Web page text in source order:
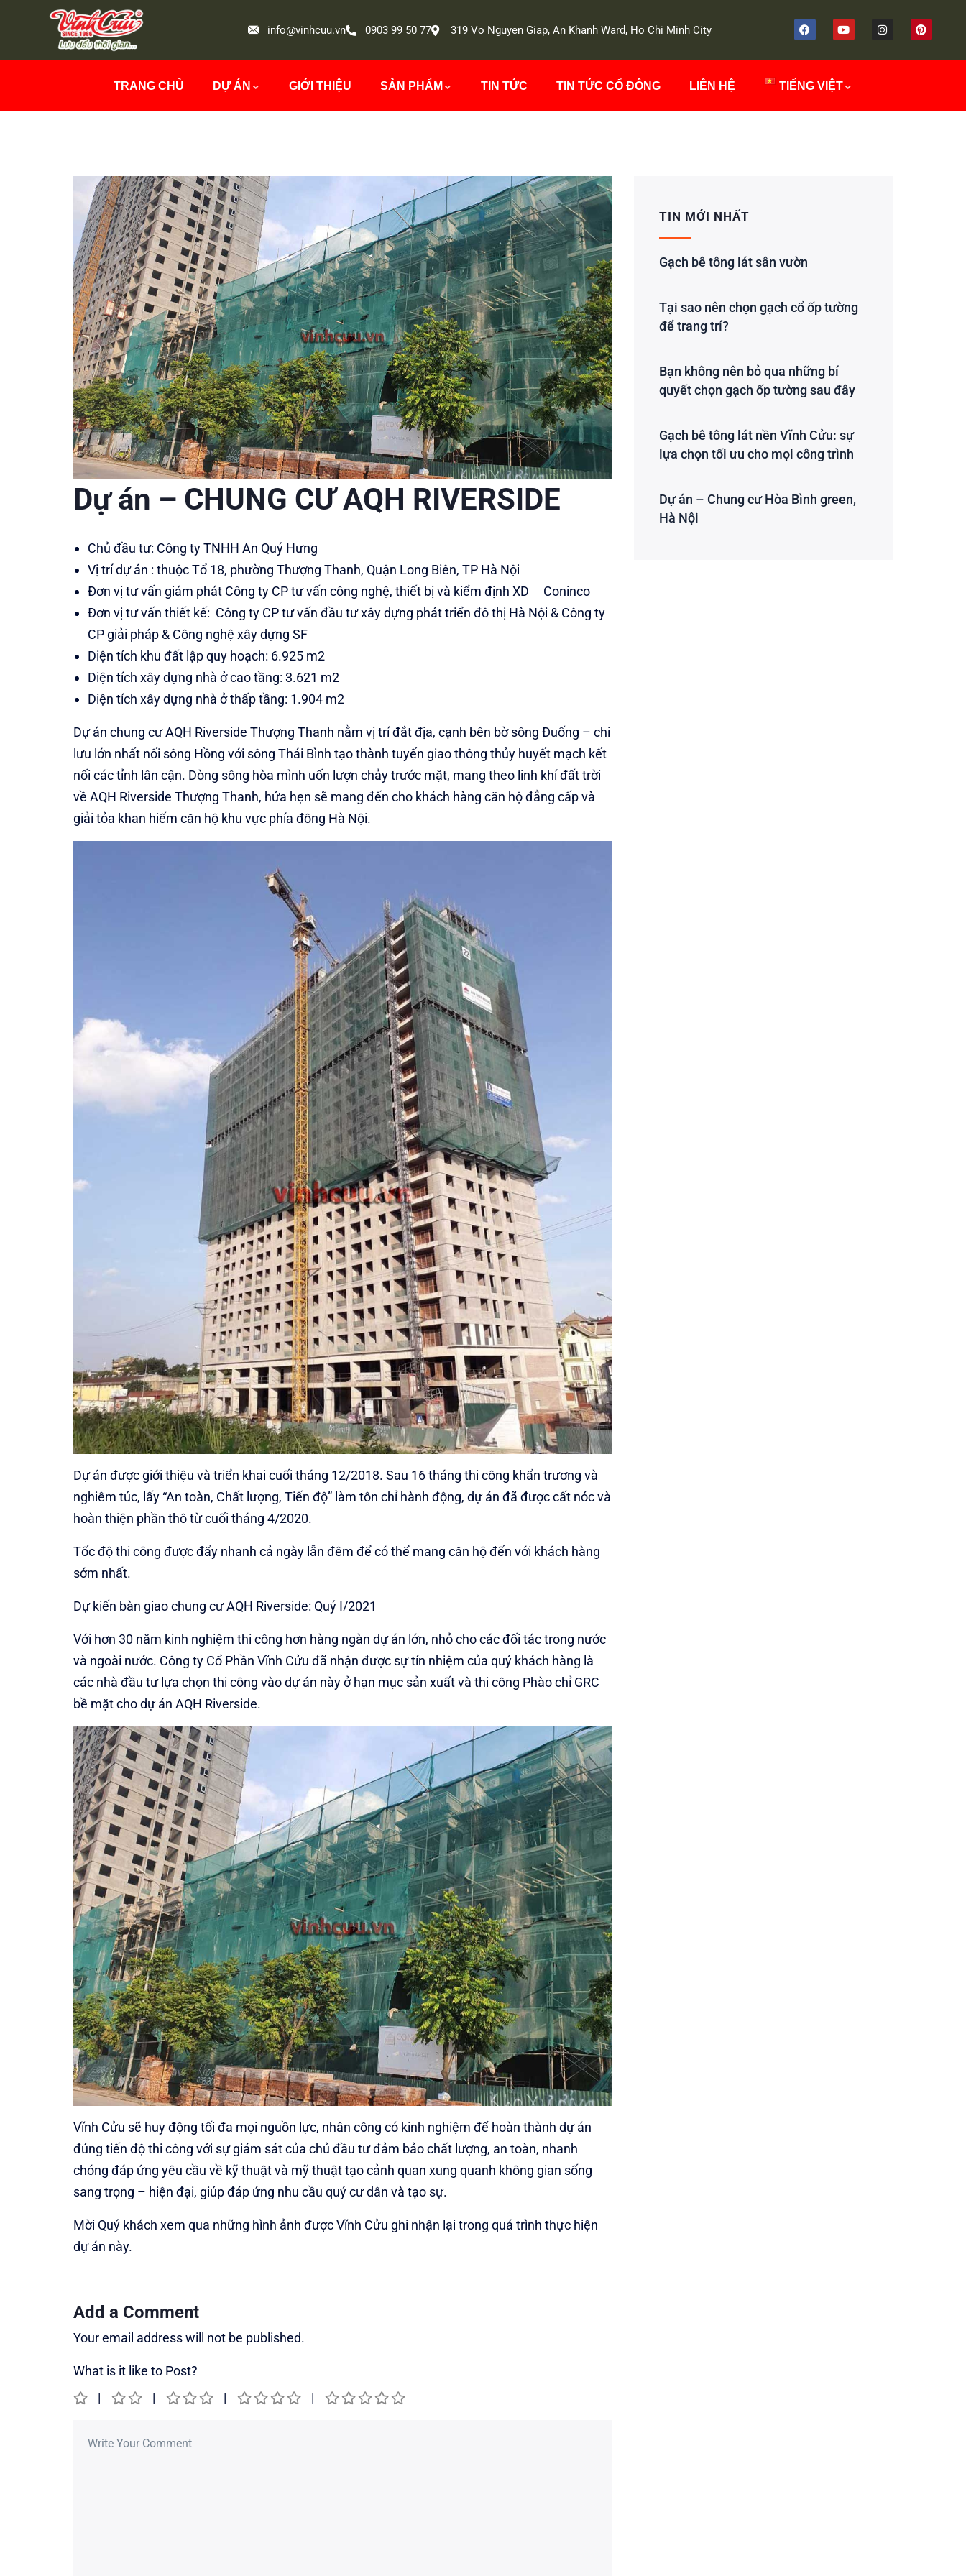
info@vinhcuu.vn 0903 99 50 77 319 Vo Nguyen Giap, An Khanh Ward, Ho Chi Minh City
TRANG CHỦ DỰ ÁN GIỚI THIỆU SẢN PHẨM TIN TỨC TIN TỨC CỔ ĐÔNG LIÊN HỆ TIẾNG VIỆT
Dự án – CHUNG CƯ AQH RIVERSIDE
Chủ đầu tư: Công ty TNHH An Quý Hưng
Vị trí dự án : thuộc Tổ 18, phường Thượng Thanh, Quận Long Biên, TP Hà Nội
Đơn vị tư vấn giám phát Công ty CP tư vấn công nghệ, thiết bị và kiểm định XD Coninco
Đơn vị tư vấn thiết kế: Công ty CP tư vấn đầu tư xây dựng phát triển đô thị Hà Nội & Công ty
CP giải pháp & Công nghệ xây dựng SF
Diện tích khu đất lập quy hoạch: 6.925 m2
Diện tích xây dựng nhà ở cao tầng: 3.621 m2
Diện tích xây dựng nhà ở thấp tầng: 1.904 m2
Dự án chung cư AQH Riverside Thượng Thanh nằm vị trí đắt địa, cạnh bên bờ sông Đuống – chi
lưu lớn nhất nối sông Hồng với sông Thái Bình tạo thành tuyến giao thông thủy huyết mạch kết
nối các tỉnh lân cận. Dòng sông hòa mình uốn lượn chảy trước mặt, mang theo linh khí đất trời
về AQH Riverside Thượng Thanh, hứa hẹn sẽ mang đến cho khách hàng căn hộ đẳng cấp và
giải tỏa khan hiếm căn hộ khu vực phía đông Hà Nội.
Dự án được giới thiệu và triển khai cuối tháng 12/2018. Sau 16 tháng thi công khẩn trương và
nghiêm túc, lấy “An toàn, Chất lượng, Tiến độ” làm tôn chỉ hành động, dự án đã được cất nóc và
hoàn thiện phần thô từ cuối tháng 4/2020.
Tốc độ thi công được đẩy nhanh cả ngày lẫn đêm để có thể mang căn hộ đến với khách hàng
sớm nhất.
Dự kiến bàn giao chung cư AQH Riverside: Quý I/2021
Với hơn 30 năm kinh nghiệm thi công hơn hàng ngàn dự án lớn, nhỏ cho các đối tác trong nước
và ngoài nước. Công ty Cổ Phần Vĩnh Cửu đã nhận được sự tín nhiệm của quý khách hàng là
các nhà đầu tư lựa chọn thi công vào dự án này ở hạn mục sản xuất và thi công Phào chỉ GRC
bề mặt cho dự án AQH Riverside.
Vĩnh Cửu sẽ huy động tối đa mọi nguồn lực, nhân công có kinh nghiệm để hoàn thành dự án
đúng tiến độ thi công với sự giám sát của chủ đầu tư đảm bảo chất lượng, an toàn, nhanh
chóng đáp ứng yêu cầu về kỹ thuật và mỹ thuật tạo cảnh quan xung quanh không gian sống
sang trọng – hiện đại, giúp đáp ứng nhu cầu quý cư dân và tạo sự.
Mời Quý khách xem qua những hình ảnh được Vĩnh Cửu ghi nhận lại trong quá trình thực hiện
dự án này.
Add a Comment
Your email address will not be published.
What is it like to Post?
TIN MỚI NHẤT
Gạch bê tông lát sân vườn
Tại sao nên chọn gạch cổ ốp tường
để trang trí?
Bạn không nên bỏ qua những bí
quyết chọn gạch ốp tường sau đây
Gạch bê tông lát nền Vĩnh Cửu: sự
lựa chọn tối ưu cho mọi công trình
Dự án – Chung cư Hòa Bình green,
Hà Nội